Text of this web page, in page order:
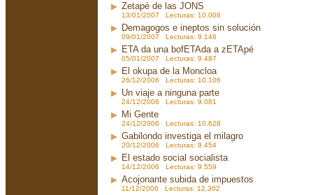
Zetapé de las JONS
13/01/2007 Lecturas: 10.008
Demagogos e ineptos sin solución
09/01/2007 Lecturas: 9.146
ETA da una bofETAda a zETApé
05/01/2007 Lecturas: 9.487
El okupa de la Moncloa
26/12/2006 Lecturas: 10.106
Un viaje a ninguna parte
24/12/2006 Lecturas: 9.081
Mi Gente
24/12/2006 Lecturas: 10.628
Gabilondo investiga el milagro
20/12/2006 Lecturas: 9.454
El estado social socialista
14/12/2006 Lecturas: 9.559
Acojonante subida de impuestos
11/12/2006 Lecturas: 12.302